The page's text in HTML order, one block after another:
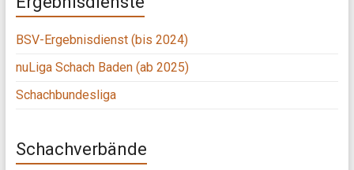
BSV-Ergebnisdienst (bis 2024)
nuLiga Schach Baden (ab 2025)
Schachbundesliga
Schachverbände